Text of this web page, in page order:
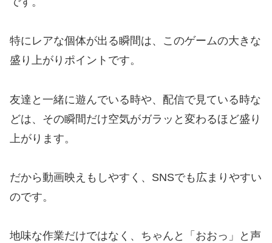
特にレアな個体が出る瞬間は、このゲームの大きな
盛り上がりポイントです。
友達と一緒に遊んでいる時や、配信で見ている時な
どは、その瞬間だけ空気がガラッと変わるほど盛り
上がります。
だから動画映えもしやすく、SNSでも広まりやすい
のです。
地味な作業だけではなく、ちゃんと「おおっ」と声